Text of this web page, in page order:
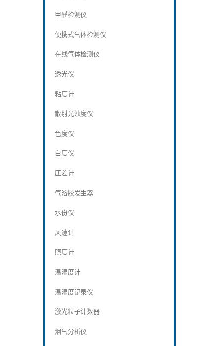
甲醛检测仪
便携式气体检测仪
在线气体检测仪
透光仪
粘度计
散射光浊度仪
色度仪
白度仪
压差计
气溶胶发生器
水份仪
风速计
照度计
温湿度计
温湿度记录仪
激光粒子计数器
烟气分析仪